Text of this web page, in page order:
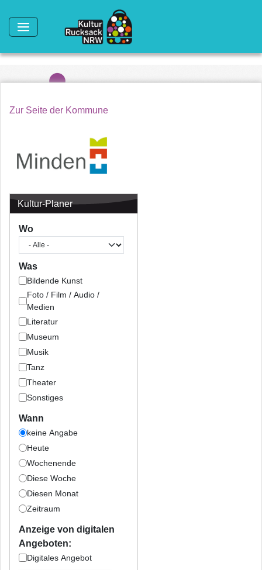
Zur Seite der Kommune
Kultur-Planer
Wo
Was
Bildende Kunst
Foto / Film / Audio /
Medien
Literatur
Museum
Musik
Tanz
Theater
Sonstiges
Wann
keine Angabe
Heute
Wochenende
Diese Woche
Diesen Monat
Zeitraum
Anzeige von digitalen
Angeboten:
Digitales Angebot